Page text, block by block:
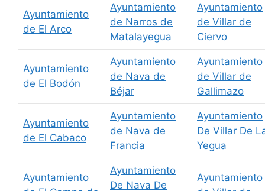
Ayuntamiento
de El Arco
Ayuntamiento
de Narros de
Matalayegua
Ayuntamiento
de Villar de
Ciervo
Ayuntamiento
de El Bodón
Ayuntamiento
de Nava de
Béjar
Ayuntamiento
de Villar de
Gallimazo
Ayuntamiento
de El Cabaco
Ayuntamiento
de Nava de
Francia
Ayuntamiento
De Villar De
Yegua
Ayuntamiento
Ayuntamiento
De Nava De
Ayuntamiento